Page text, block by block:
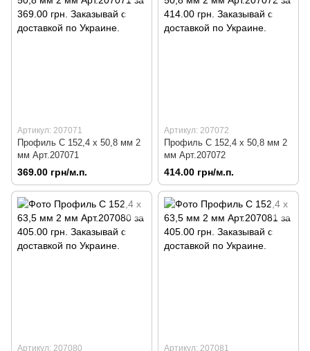
Артикул: 207071
Профиль C 152,4 х 50,8 мм 2
мм Арт.207071
369.00 грн/м.п.
Артикул: 207072
Профиль C 152,4 х 50,8 мм 2
мм Арт.207072
414.00 грн/м.п.
Артикул: 207080 Артикул: 207081